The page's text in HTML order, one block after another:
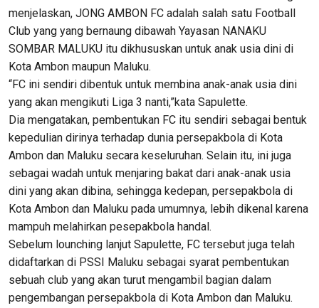
menjelaskan, JONG AMBON FC adalah salah satu Football
Club yang yang bernaung dibawah Yayasan NANAKU
SOMBAR MALUKU itu dikhususkan untuk anak usia dini di
Kota Ambon maupun Maluku.
“FC ini sendiri dibentuk untuk membina anak-anak usia dini
yang akan mengikuti Liga 3 nanti,”kata Sapulette.
Dia mengatakan, pembentukan FC itu sendiri sebagai bentuk
kepedulian dirinya terhadap dunia persepakbola di Kota
Ambon dan Maluku secara keseluruhan. Selain itu, ini juga
sebagai wadah untuk menjaring bakat dari anak-anak usia
dini yang akan dibina, sehingga kedepan, persepakbola di
Kota Ambon dan Maluku pada umumnya, lebih dikenal karena
mampuh melahirkan pesepakbola handal.
Sebelum lounching lanjut Sapulette, FC tersebut juga telah
didaftarkan di PSSI Maluku sebagai syarat pembentukan
sebuah club yang akan turut mengambil bagian dalam
pengembangan persepakbola di Kota Ambon dan Maluku.